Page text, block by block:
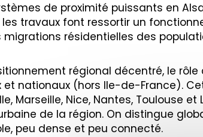
de proximité puissants en
travaux font ressortir un
migrations résidentielles des
régional décentré, le
et nationaux (hors Ile-de-France).
Marseille, Nice, Nantes, Toulouse
de la région. On distingue
peu dense et peu connecté.